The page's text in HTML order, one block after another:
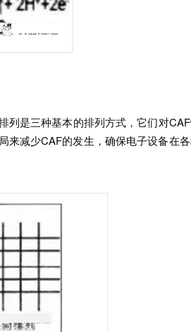
列是三种基本的排列方式，它们对
来减少CAF的发生，确保电子设备在